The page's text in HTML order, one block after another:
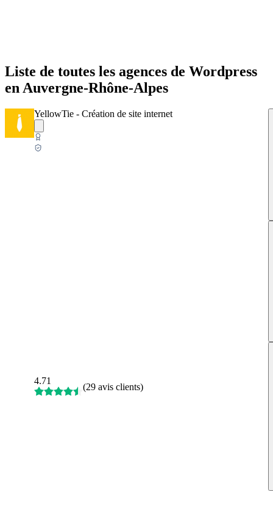
Liste de toutes les agences de Wordpress
en Auvergne-Rhône-Alpes
YellowTie - Création de site internet
4.71
(29 avis clients)